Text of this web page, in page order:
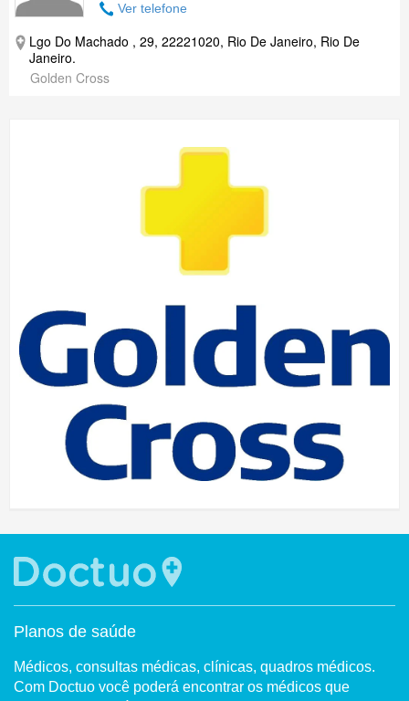
Ver telefone
Lgo Do Machado , 29, 22221020, Rio De Janeiro, Rio De
Janeiro.
Golden Cross
Planos de saúde
Médicos, consultas médicas, clínicas, quadros médicos.
Com Doctuo você poderá encontrar os médicos que